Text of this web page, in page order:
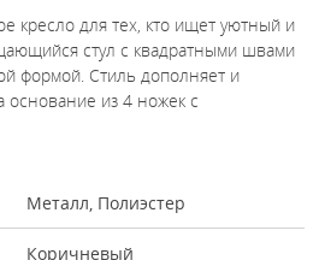
кресло для тех, кто ищет уютный и
стул с квадратными швами
формой. Стиль дополняет и
из 4 ножек с
Металл, Полиэстер
Коричневый